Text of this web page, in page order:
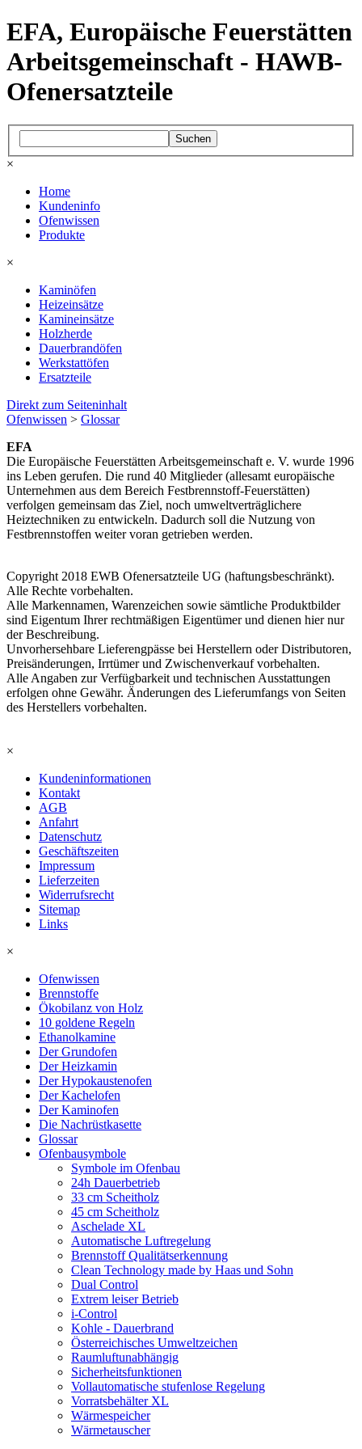
EFA, Europäische Feuerstätten
Arbeitsgemeinschaft - HAWB-
Ofenersatzteile
Suchen
×
Home
Kundeninfo
Ofenwissen
Produkte
×
Kaminöfen
Heizeinsätze
Kamineinsätze
Holzherde
Dauerbrandöfen
Werkstattöfen
Ersatzteile
Direkt zum Seiteninhalt
Ofenwissen > Glossar
EFA
Die Europäische Feuerstätten Arbeitsgemeinschaft e. V. wurde 1996
ins Leben gerufen. Die rund 40 Mitglieder (allesamt europäische
Unternehmen aus dem Bereich Festbrennstoff-Feuerstätten)
verfolgen gemeinsam das Ziel, noch umweltverträglichere
Heiztechniken zu entwickeln. Dadurch soll die Nutzung von
Festbrennstoffen weiter voran getrieben werden.
Copyright 2018 EWB Ofenersatzteile UG (haftungsbeschränkt).
Alle Rechte vorbehalten.
Alle Markennamen, Warenzeichen sowie sämtliche Produktbilder
sind Eigentum Ihrer rechtmäßigen Eigentümer und dienen hier nur
der Beschreibung.
Unvorhersehbare Lieferengpässe bei Herstellern oder Distributoren,
Preisänderungen, Irrtümer und Zwischenverkauf vorbehalten.
Alle Angaben zur Verfügbarkeit und technischen Ausstattungen
erfolgen ohne Gewähr. Änderungen des Lieferumfangs von Seiten
des Herstellers vorbehalten.
×
Kundeninformationen
Kontakt
AGB
Anfahrt
Datenschutz
Geschäftszeiten
Impressum
Lieferzeiten
Widerrufsrecht
Sitemap
Links
×
Ofenwissen
Brennstoffe
Ökobilanz von Holz
10 goldene Regeln
Ethanolkamine
Der Grundofen
Der Heizkamin
Der Hypokaustenofen
Der Kachelofen
Der Kaminofen
Die Nachrüstkasette
Glossar
Ofenbausymbole
Symbole im Ofenbau
24h Dauerbetrieb
33 cm Scheitholz
45 cm Scheitholz
Aschelade XL
Automatische Luftregelung
Brennstoff Qualitätserkennung
Clean Technology made by Haas und Sohn
Dual Control
Extrem leiser Betrieb
i-Control
Kohle - Dauerbrand
Österreichisches Umweltzeichen
Raumluftunabhängig
Sicherheitsfunktionen
Vollautomatische stufenlose Regelung
Vorratsbehälter XL
Wärmespeicher
Wärmetauscher